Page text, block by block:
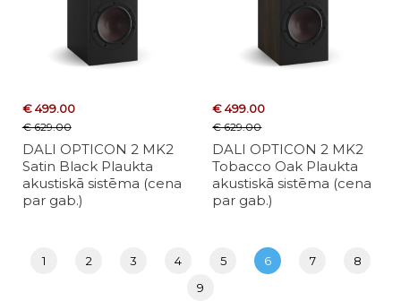
€ 499.00
€ 629.00
DALI OPTICON 2 MK2
Satin Black Plaukta
akustiskā sistēma (cena
par gab.)
€ 499.00
€ 629.00
DALI OPTICON 2 MK2
Tobacco Oak Plaukta
akustiskā sistēma (cena
par gab.)
1 2 3 4 5 6 7
8
9